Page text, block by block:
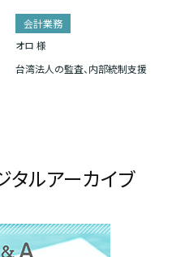
会計業務
オロ 様
台湾法人の監査、内部統制支援
ルアーカイブ